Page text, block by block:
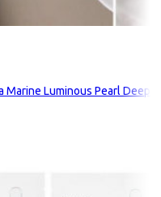
Marine Luminous Pearl Deep